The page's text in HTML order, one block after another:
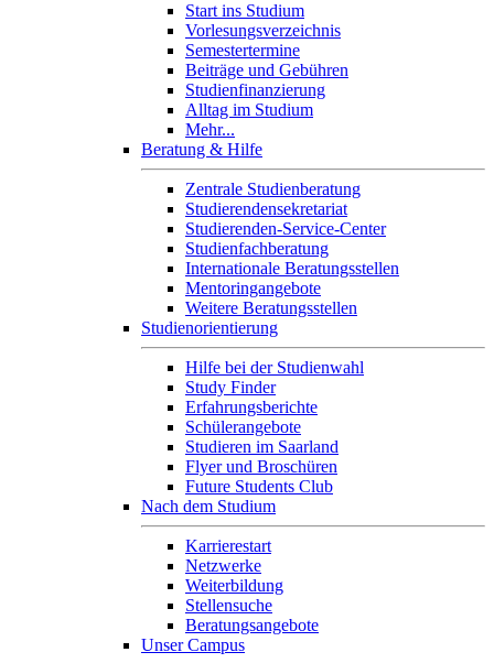
Start ins Studium
Vorlesungsverzeichnis
Semestertermine
Beiträge und Gebühren
Studienfinanzierung
Alltag im Studium
Mehr...
Beratung & Hilfe
Zentrale Studienberatung
Studierendensekretariat
Studierenden-Service-Center
Studienfachberatung
Internationale Beratungsstellen
Mentoringangebote
Weitere Beratungsstellen
Studienorientierung
Hilfe bei der Studienwahl
Study Finder
Erfahrungsberichte
Schülerangebote
Studieren im Saarland
Flyer und Broschüren
Future Students Club
Nach dem Studium
Karrierestart
Netzwerke
Weiterbildung
Stellensuche
Beratungsangebote
Unser Campus